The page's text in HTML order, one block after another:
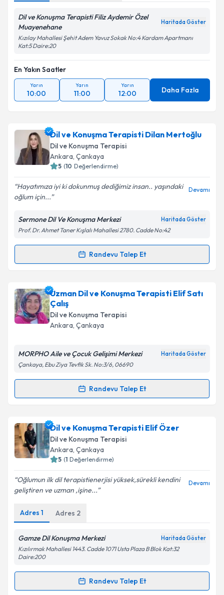
Dil ve Konuşma Terapisti Filiz Aydemir Özel
Muayenehane
Haritada Göster
Kızılay Mahallesi Şehit Adem Yavuz Sokak No:4 Kardam Apartmanı
Kat:5 Daire:20
En Yakın Saatler
Yarın
10:00
Yarın
11:00
Yarın
12:00 Daha Fazla
Dil ve Konuşma Terapisti Dilan Mertoğlu
Dil ve Konuşma Terapisi
Ankara, Çankaya
5 (10 Değerlendirme)
Hayatımıza iyi ki dokunmuş dediğimiz insan.. yaşındaki
oğlum için...
Devamı
Sermone Dil Ve Konuşma Merkezi Haritada Göster
Prof. Dr. Ahmet Taner Kışlalı Mahallesi 2780. Cadde No:42
Randevu Talep Et
Randevu Takvimi Talebi
Dil ve Konuşma Terapisti Dilan Mertoğlu için
randevu takvimi talebi oluşturun. Size bu uzmandan
randevu almanız için bir takvim hazırlandığında e-
posta ile bilgilendireceğiz.
Kişisel verilerimin işlenmesine ilişkin
Takvim Talebini Gönder
Uzman Dil ve Konuşma Terapisti Elif Satı
Çalış
Dil ve Konuşma Terapisi
Ankara, Çankaya
MORPHO Aile ve Çocuk Gelişimi Merkezi Haritada Göster
Çankaya, Ebu Ziya Tevfik Sk. No:3/6, 06690
Randevu Talep Et
Randevu Takvimi Talebi
Uzman Dil ve Konuşma Terapisti Elif Satı Çalış
için randevu takvimi talebi oluşturun. Size bu
uzmandan randevu almanız için bir takvim
hazırlandığında e-posta ile bilgilendireceğiz.
E-posta Adresiniz
Kişisel verilerimin işlenmesine ilişkinAydınlatma
Metni'ni okudum ve kişisel verilerimin belirtilen
kapsamda işlenmesini kabul ediyorum.
Takvim Talebini Gönder
Dil ve Konuşma Terapisti Elif Özer
Dil ve Konuşma Terapisi
Ankara, Çankaya
5 (1 Değerlendirme)
Oğlumun ilk dil terapistienerjisi yüksek,sürekli kendini
geliştiren ve uzman ,işine...
Devamı
Adres 1 Adres 2
Gamze Dil Konuşma Merkezi Haritada Göster
Kızılırmak Mahallesi 1443. Cadde 1071 Usta Plaza B Blok Kat:32
Daire:200
Randevu Talep Et
Randevu Takvimi Talebi